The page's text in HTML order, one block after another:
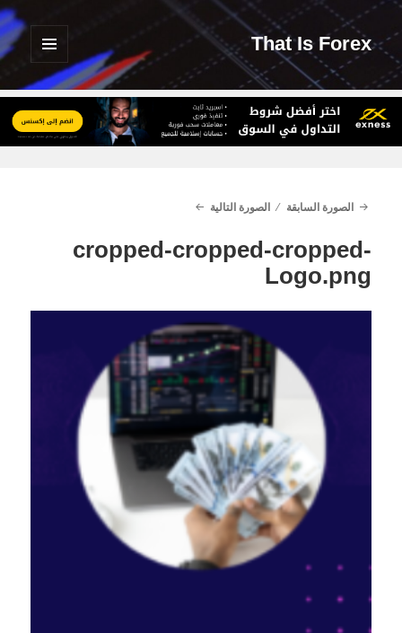
That Is Forex
القائمة
والودجات
الصورة السابقة الصورة التالية
cropped-cropped-cropped-
Logo.png